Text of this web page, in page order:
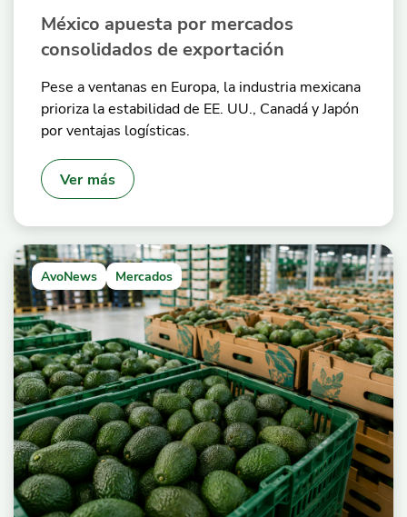
México apuesta por mercados
consolidados de exportación
Pese a ventanas en Europa, la industria mexicana
prioriza la estabilidad de EE. UU., Canadá y Japón
por ventajas logísticas.
Ver más
AvoNews Mercados